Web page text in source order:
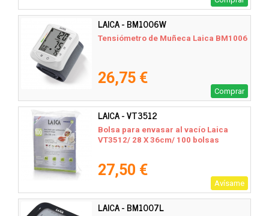
LAICA - BM1006W
Tensiómetro de Muñeca Laica BM1006
26,75 €
Comprar
LAICA - VT3512
Bolsa para envasar al vacío Laica
VT3512/ 28 X 36cm/ 100 bolsas
27,50 €
Avísame
LAICA - BM1007L